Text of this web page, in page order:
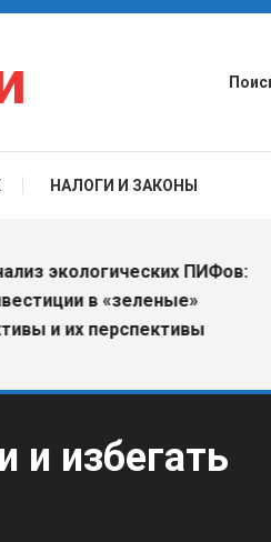
НАЛОГИ И ЗАКОНЫ
ПИФов:
в «зеленые»
их перспективы
и избегать